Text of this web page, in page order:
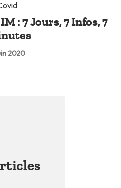
: 7 Jours, 7 Infos, 7
2020